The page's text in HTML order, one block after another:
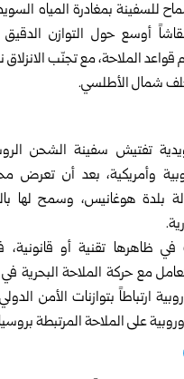
للسفينة بمغادرة المياه
نقاشاً أوسع حول التوازن
قواعد الملاحة، مع تجنّب
حلف شمال الأطلسي.
تفتيش سفينة الشحن
وأمريكية، بعد أن تعرض
بلدة هوغانيس، وسمح لها
ظاهرها تقنية أو قانونية،
مع حركة الملاحة البحرية
ارتباطاً بتوازنات الأمن
على الملاحة المرتبطة